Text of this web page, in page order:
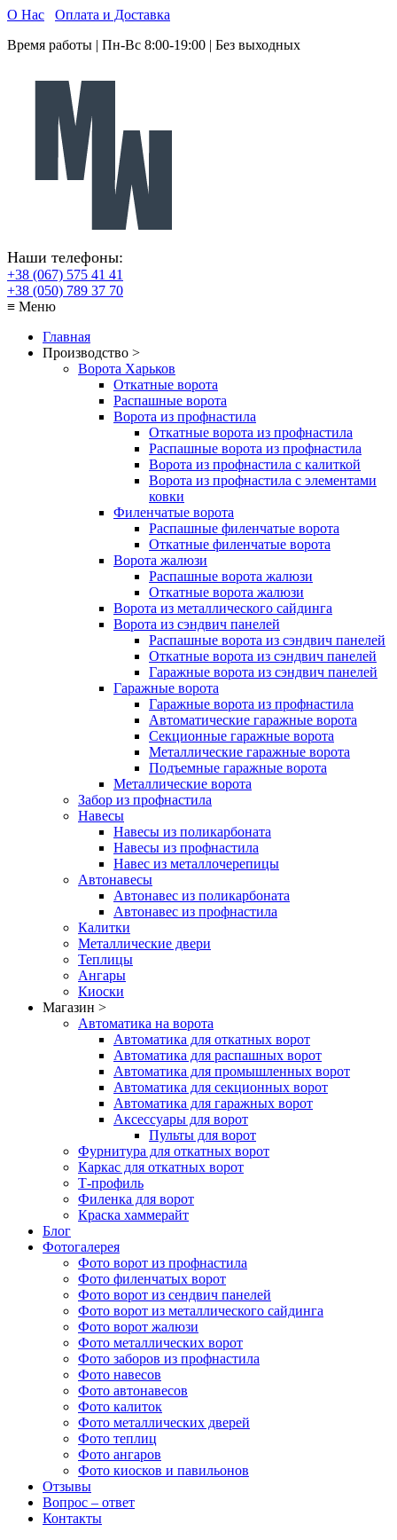
О Нас
Оплата и Доставка
Время работы | Пн-Вс 8:00-19:00 | Без выходных
Наши телефоны:
+38 (067) 575 41 41
+38 (050) 789 37 70
≡ Меню
Главная
Производство >
Ворота Харьков
Откатные ворота
Распашные ворота
Ворота из профнастила
Откатные ворота из профнастила
Распашные ворота из профнастила
Ворота из профнастила с калиткой
Ворота из профнастила с элементами
ковки
Филенчатые ворота
Распашные филенчатые ворота
Откатные филенчатые ворота
Ворота жалюзи
Распашные ворота жалюзи
Откатные ворота жалюзи
Ворота из металлического сайдинга
Ворота из сэндвич панелей
Распашные ворота из сэндвич панелей
Откатные ворота из сэндвич панелей
Гаражные ворота из сэндвич панелей
Гаражные ворота
Гаражные ворота из профнастила
Автоматические гаражные ворота
Секционные гаражные ворота
Металлические гаражные ворота
Подъемные гаражные ворота
Металлические ворота
Забор из профнастила
Навесы
Навесы из поликарбоната
Навесы из профнастила
Навес из металлочерепицы
Автонавесы
Автонавес из поликарбоната
Автонавес из профнастила
Калитки
Металлические двери
Теплицы
Ангары
Киоски
Магазин >
Автоматика на ворота
Автоматика для откатных ворот
Автоматика для распашных ворот
Автоматика для промышленных ворот
Автоматика для секционных ворот
Автоматика для гаражных ворот
Аксессуары для ворот
Пульты для ворот
Фурнитура для откатных ворот
Каркас для откатных ворот
Т-профиль
Филенка для ворот
Краска хаммерайт
Блог
Фотогалерея
Фото ворот из профнастила
Фото филенчатых ворот
Фото ворот из сендвич панелей
Фото ворот из металлического сайдинга
Фото ворот жалюзи
Фото металлических ворот
Фото заборов из профнастила
Фото навесов
Фото автонавесов
Фото калиток
Фото металлических дверей
Фото теплиц
Фото ангаров
Фото киосков и павильонов
Отзывы
Вопрос – ответ
Контакты